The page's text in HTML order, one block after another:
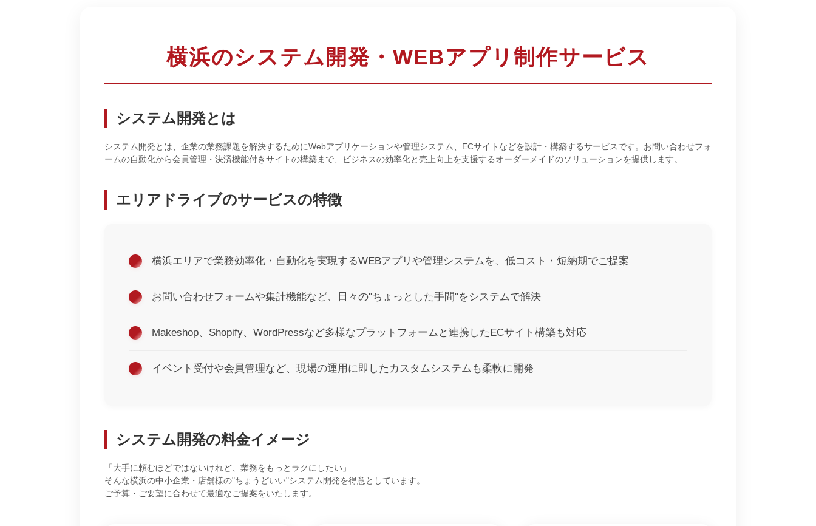
横浜のシステム開発・WEBアプリ制作サービス
システム開発とは
システム開発とは、企業の業務課題を解決するためにWebアプリケーションや管理システム、ECサイトなどを設計・構築するサービスです。お問い合わせフォ
ームの自動化から会員管理・決済機能付きサイトの構築まで、ビジネスの効率化と売上向上を支援するオーダーメイドのソリューションを提供します。
エリアドライブのサービスの特徴
横浜エリアで業務効率化・自動化を実現するWEBアプリや管理システムを、低コスト・短納期でご提案
お問い合わせフォームや集計機能など、日々の"ちょっとした手間"をシステムで解決
Makeshop、Shopify、WordPressなど多様なプラットフォームと連携したECサイト構築も対応
イベント受付や会員管理など、現場の運用に即したカスタムシステムも柔軟に開発
システム開発の料金イメージ
「大手に頼むほどではないけれど、業務をもっとラクにしたい」
そんな横浜の中小企業・店舗様の"ちょうどいい"システム開発を得意としています。
ご予算・ご要望に合わせて最適なご提案をいたします。